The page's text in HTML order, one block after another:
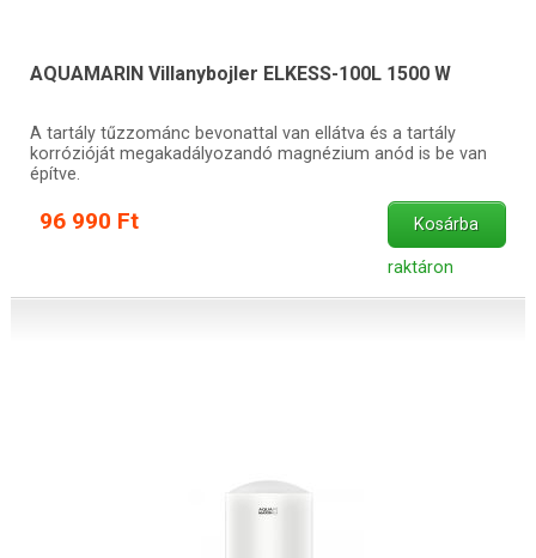
AQUAMARIN Villanybojler ELKESS-100L 1500 W
A tartály tűzzománc bevonattal van ellátva és a tartály
korrózióját megakadályozandó magnézium anód is be van
építve.
96 990 Ft Kosárba
raktáron